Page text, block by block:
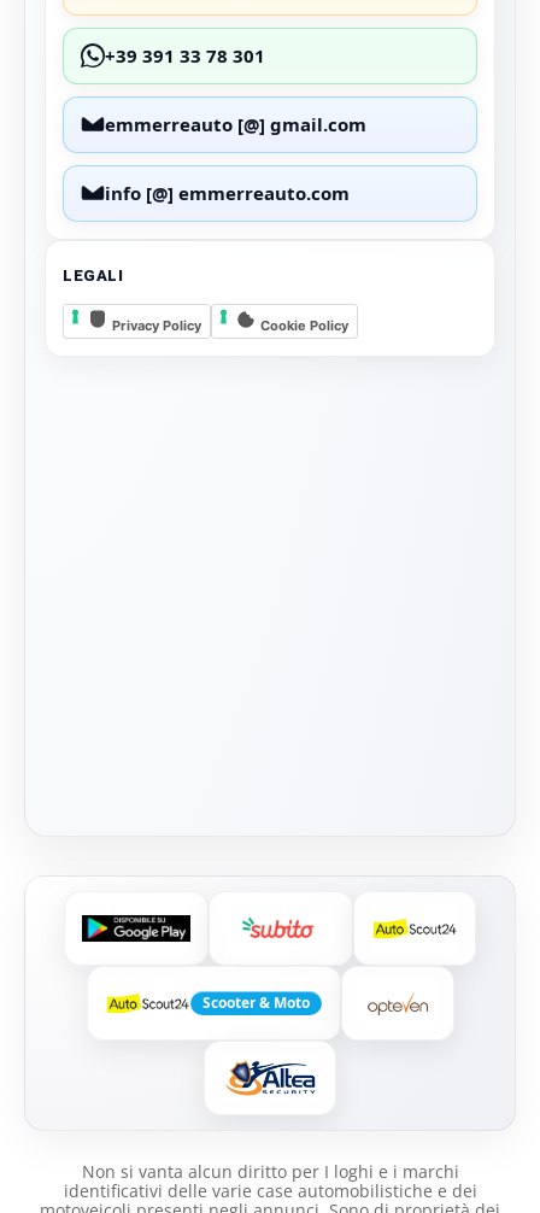
+39 391 33 78 301
emmerreauto [@] gmail.com
info [@] emmerreauto.com
LEGALI
Privacy Policy Cookie Policy
Scooter & Moto
Non si vanta alcun diritto per I loghi e i marchi
identificativi delle varie case automobilistiche e dei